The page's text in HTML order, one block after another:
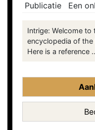
Publicatie
Een
Intrige: Welcome
encyclopedia of the
Here is a reference